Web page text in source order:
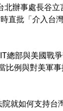
北辦事處長谷立
直批「介入台
總部與美國戰
例與對美軍事
就如何支持台